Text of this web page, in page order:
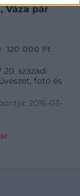
Váza pár
120 000 Ft
20. századi
fotó és
2016-03-